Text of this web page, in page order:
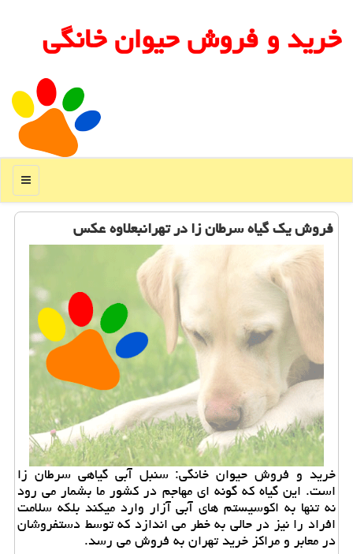
خرید و فروش حیوان خانگی
منو
فروش یك گیاه سرطان زا در تهرانبعلاوه عكس
خرید و فروش حیوان خانگی: سنبل آبی گیاهی سرطان زا
است. این گیاه كه گونه ای مهاجم در كشور ما بشمار می رود
نه تنها به اكوسیستم های آبی آزار وارد میكند بلكه سلامت
افراد را نیز در حالی به خطر می اندازد كه توسط دستفروشان
در معابر و مراكز خرید تهران به فروش می رسد.